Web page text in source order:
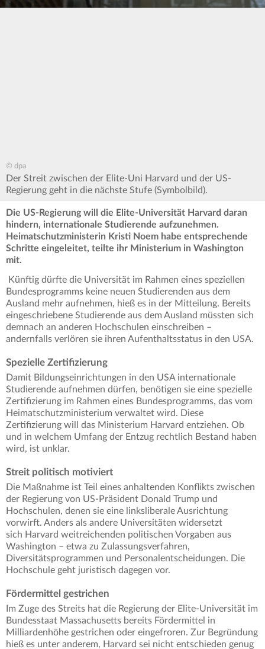
© dpa
Der Streit zwischen der Elite-Uni Harvard und der US-
Regierung geht in die nächste Stufe (Symbolbild).
Die US-Regierung will die Elite-Universität Harvard daran
hindern, internationale Studierende aufzunehmen.
Heimatschutzministerin Kristi Noem habe entsprechende
Schritte eingeleitet, teilte ihr Ministerium in Washington
mit.
Künftig dürfte die Universität im Rahmen eines speziellen
Bundesprogramms keine neuen Studierenden aus dem
Ausland mehr aufnehmen, hieß es in der Mitteilung. Bereits
eingeschriebene Studierende aus dem Ausland müssten sich
demnach an anderen Hochschulen einschreiben –
andernfalls verlören sie ihren Aufenthaltsstatus in den USA.
Spezielle Zertifizierung
Damit Bildungseinrichtungen in den USA internationale
Studierende aufnehmen dürfen, benötigen sie eine spezielle
Zertifizierung im Rahmen eines Bundesprogramms, das vom
Heimatschutzministerium verwaltet wird. Diese
Zertifizierung will das Ministerium Harvard entziehen. Ob
und in welchem Umfang der Entzug rechtlich Bestand haben
wird, ist unklar.
Streit politisch motiviert
Die Maßnahme ist Teil eines anhaltenden Konflikts zwischen
der Regierung von US-Präsident Donald Trump und
Hochschulen, denen sie eine linksliberale Ausrichtung
vorwirft. Anders als andere Universitäten widersetzt
sich Harvard weitreichenden politischen Vorgaben aus
Washington – etwa zu Zulassungsverfahren,
Diversitätsprogrammen und Personalentscheidungen. Die
Hochschule geht juristisch dagegen vor.
Fördermittel gestrichen
Im Zuge des Streits hat die Regierung der Elite-Universität im
Bundesstaat Massachusetts bereits Fördermittel in
Milliardenhöhe gestrichen oder eingefroren. Zur Begründung
hieß es unter anderem, Harvard sei nicht entschieden genug